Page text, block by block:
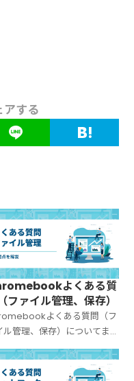
アする
よくある質
ファイル管理、保存）
よくある質問（フ
ル管理、保存）についてま
ました。